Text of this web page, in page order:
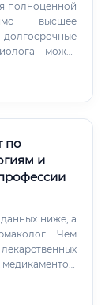
полноценной
высшее
может
> Ведущий
по
и
ниже, а
Чем
медикаментов.